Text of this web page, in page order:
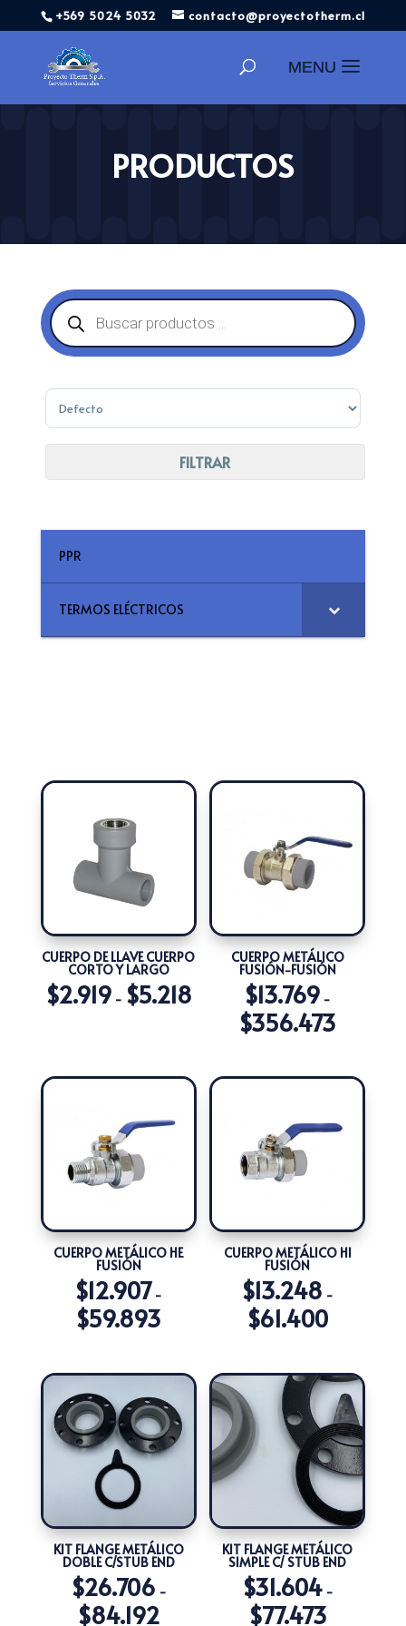
+569 5024 5032 contacto@proyectotherm.cl
productos
PRODUCTOS
Búsqueda
de
productos
Sort Products
FILTRAR
PPR
TERMOS ELÉCTRICOS
CUERPO DE LLAVE CUERPO
CORTO Y LARGO
$2.919 - $5.218Rango
$2.919
CUERPO METÁLICO
FUSIÓN-FUSIÓN
$13.769 -
$356.473
desde
CUERPO METÁLICO HE
FUSIÓN
$12.907 -
$59.893
desde
$12.907
hasta
$59.893
CUERPO METÁLICO HI
FUSIÓN
$13.248 -
$61.400Rango
desde
$13.248
hasta
$61.400
KIT FLANGE METÁLICO
DOBLE C/STUB END
$26.706 -
$84.192
KIT FLANGE METÁLICO
SIMPLE C/ STUB END
$31.604 -
$77.473Rango